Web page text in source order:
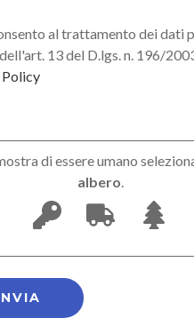
al trattamento dei dati
13 del D.lgs. n. 196/
di essere umano
albero.